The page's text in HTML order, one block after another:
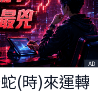
AD
(時)來運轉